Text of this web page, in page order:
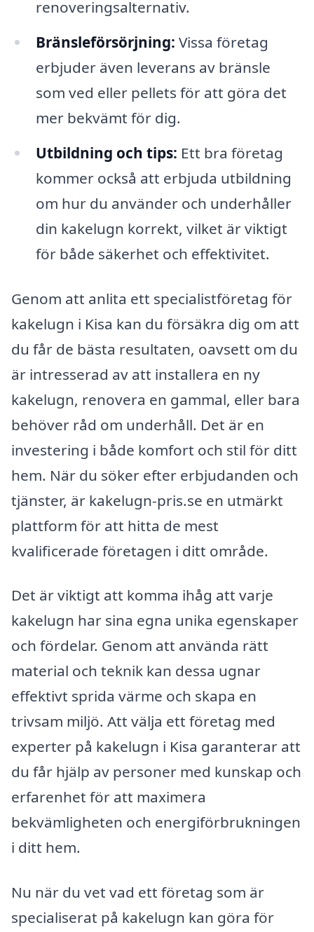
renoveringsalternativ.
Bränsleförsörjning: Vissa företag
erbjuder även leverans av bränsle
som ved eller pellets för att göra det
mer bekvämt för dig.
Utbildning och tips: Ett bra företag
kommer också att erbjuda utbildning
om hur du använder och underhåller
din kakelugn korrekt, vilket är viktigt
för både säkerhet och effektivitet.
Genom att anlita ett specialistföretag för
kakelugn i Kisa kan du försäkra dig om att
du får de bästa resultaten, oavsett om du
är intresserad av att installera en ny
kakelugn, renovera en gammal, eller bara
behöver råd om underhåll. Det är en
investering i både komfort och stil för ditt
hem. När du söker efter erbjudanden och
tjänster, är kakelugn-pris.se en utmärkt
plattform för att hitta de mest
kvalificerade företagen i ditt område.
Det är viktigt att komma ihåg att varje
kakelugn har sina egna unika egenskaper
och fördelar. Genom att använda rätt
material och teknik kan dessa ugnar
effektivt sprida värme och skapa en
trivsam miljö. Att välja ett företag med
experter på kakelugn i Kisa garanterar att
du får hjälp av personer med kunskap och
erfarenhet för att maximera
bekvämligheten och energiförbrukningen
i ditt hem.
Nu när du vet vad ett företag som är
specialiserat på kakelugn kan göra för